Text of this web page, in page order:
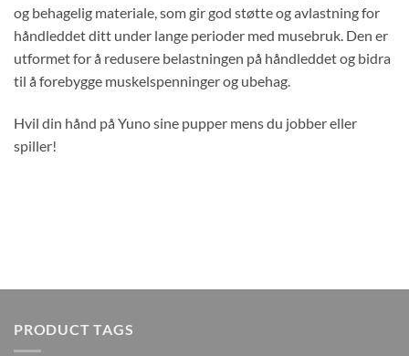
og behagelig materiale, som gir god støtte og avlastning for
håndleddet ditt under lange perioder med musebruk. Den er
utformet for å redusere belastningen på håndleddet og bidra
til å forebygge muskelspenninger og ubehag.
Hvil din hånd på Yuno sine pupper mens du jobber eller
spiller!
PRODUCT TAGS